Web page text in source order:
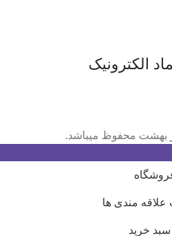
الکترونیک
بهشت محفوظ میباشد.
مندی ها
سبد خرید